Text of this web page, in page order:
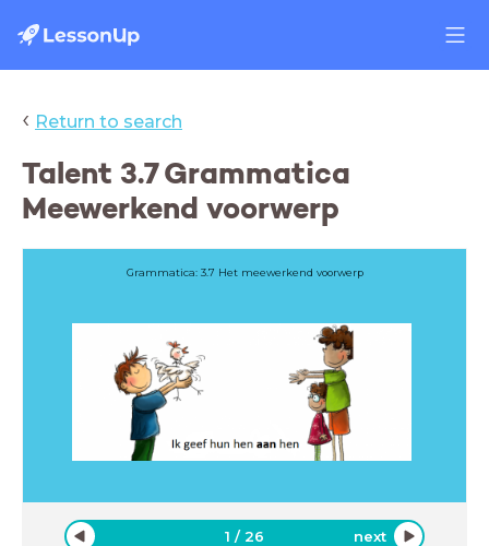
‹ Return to search
Talent 3.7 Grammatica
Meewerkend voorwerp
Grammatica: 3.7 Het meewerkend voorwerp
1 /26 next